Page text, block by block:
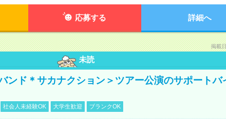
応募する 詳細へ
掲載
未読
ンド＊サカナクション＞ツアー公演のサポートバ
社会人未経験OK 大学生歓迎 ブランクOK